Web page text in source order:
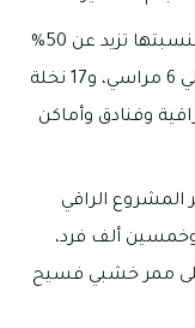
أما بالنسبة إلى جزيرة نخلة جبل علي فنسبتها تزيد عن 50%
من نخلة جميرا، وتحتضن نخلة جبل علي 6 مراسي، و17 نخلة
وفنادق وأماكن
الراقي
ألف فرد،
ممر خشبي فسيح